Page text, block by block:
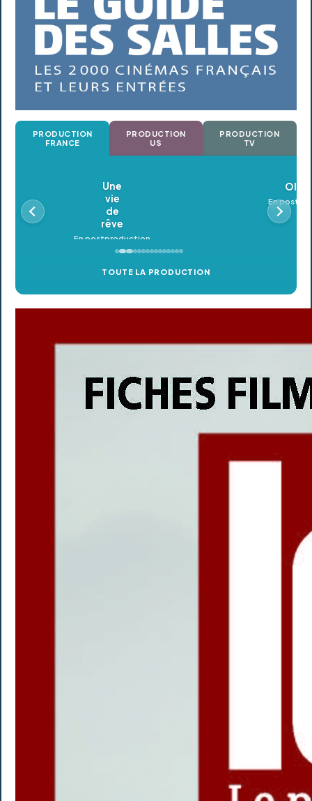
PRODUCTION
FRANCE
PRODUCTION
US
PRODUCTION
TV
Oldeupe
En postproduction
TOUTE LA PRODUCTION